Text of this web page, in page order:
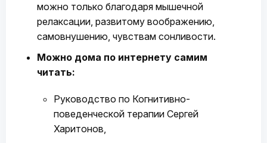
можно только благодаря мышечной
релаксации, развитому воображению,
самовнушению, чувствам сонливости.
Можно дома по интернету самим
читать:
Руководство по Когнитивно-
поведенческой терапии Сергей
Харитонов,